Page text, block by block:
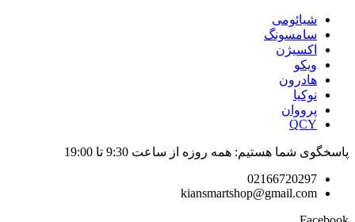
شیائومی
سامسونگ
اکسیژن
ویکو
هادرون
نوکیا
پرووان
QCY
پاسخگوی شما هستیم: همه روزه از ساعت 9:30 تا 19:00
02166720297
kiansmartshop@gmail.com